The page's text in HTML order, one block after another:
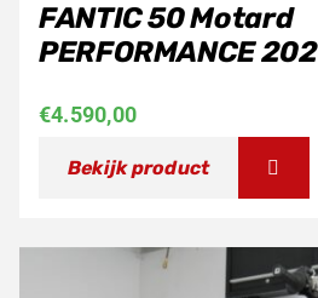
FANTIC 50 Motard
PERFORMANCE
€4.590,00
Bekijk product